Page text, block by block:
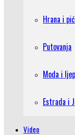
Hrana i
Putovanja
Moda i
Estrada i
Video